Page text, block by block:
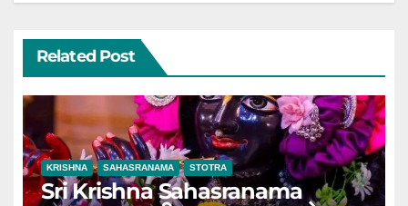
Related Post
KRISHNA SAHASRANAMA STOTRA
Sri Krishna Sahasranama